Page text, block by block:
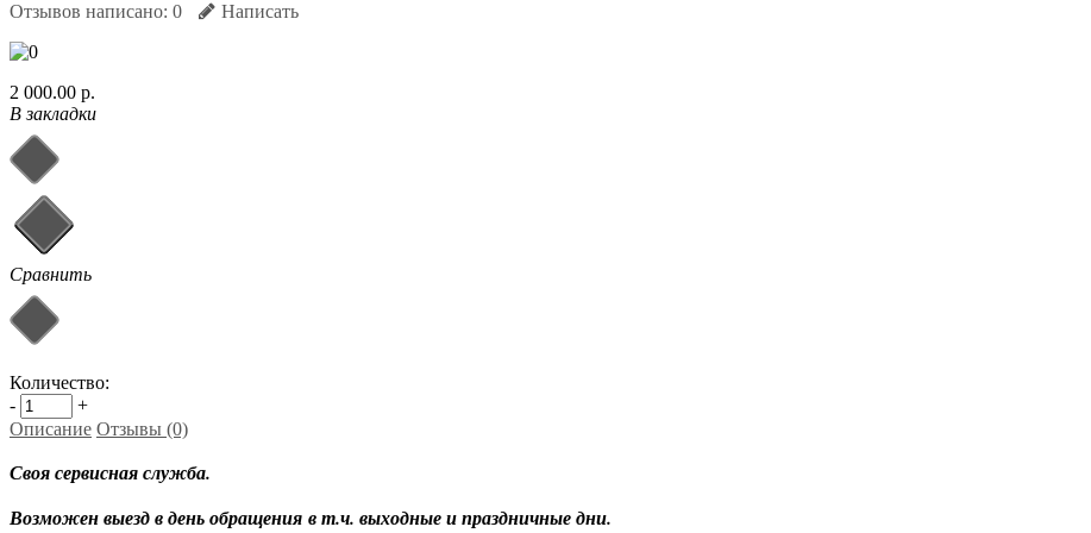
Отзывов написано: 0 Написать
2 000.00 р.
В закладки
Сравнить
Количество:
-
+
Описание Отзывы (0)
Своя сервисная служба.
Возможен выезд в день обращения в т.ч. выходные и праздничные дни.